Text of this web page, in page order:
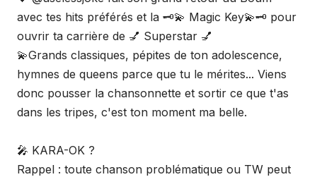
avec tes hits préférés et la 🗝️💫 Magic Key💫🗝️ pour
ouvrir ta carrière de 💅 Superstar 💅
💫Grands classiques, pépites de ton adolescence,
hymnes de queens parce que tu le mérites... Viens
donc pousser la chansonnette et sortir ce que t'as
dans les tripes, c'est ton moment ma belle.
🎤 KARA-OK ?
Rappel : toute chanson problématique ou TW peut